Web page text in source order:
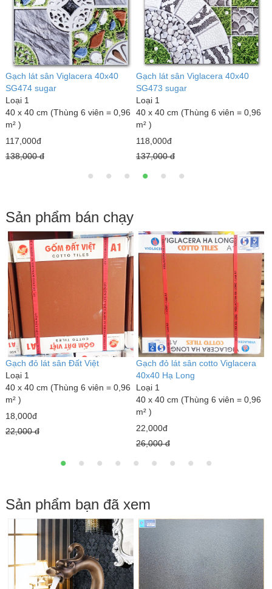
Gạch lát sân Viglacera 40x40
SG474 sugar
Loại 1
40 x 40 cm (Thùng 6 viên = 0,96
m² )
117,000đ
138,000 đ
Gạch lát sân Viglacera 40x40
SG473 sugar
Loại 1
40 x 40 cm (Thùng 6 viên = 0,96
m² )
118,000đ
137,000 đ
Sản phẩm bán chạy
Gạch đỏ lát sân Đất Việt
Loại 1
40 x 40 cm (Thùng 6 viên = 0,96
m² )
18,000đ
22,000 đ
Gạch đỏ lát sân cotto Viglacera
40x40 Hạ Long
Loại 1
40 x 40 cm (Thùng 6 viên = 0,96
m² )
22,000đ
26,000 đ
Sản phẩm bạn đã xem